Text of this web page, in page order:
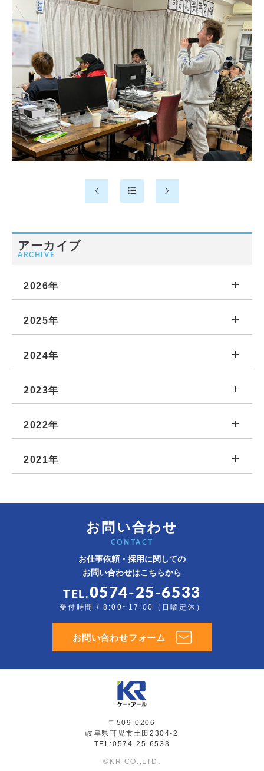
アーカイブ
ARCHIVE
2026年
2025年
2024年
2023年
2022年
2021年
お問い合わせ
CONTACT
お仕事依頼・採用に関しての
お問い合わせはこちらから
TEL.0574-25-6533
受付時間 / 8:00~17:00（日曜定休）
お問い合わせフォーム
〒509-0206
岐阜県可児市土田2304-2
TEL:0574-25-6533
©KR CO.,LTD.